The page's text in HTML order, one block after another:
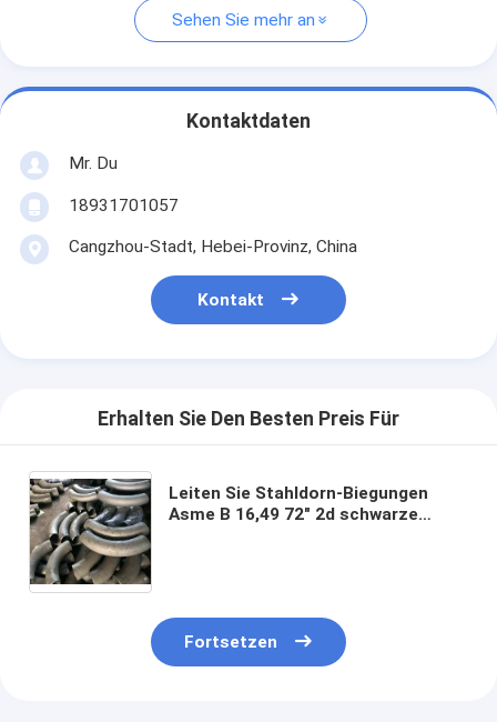
Sehen Sie mehr an
Kontaktdaten
Mr. Du
18931701057
Cangzhou-Stadt, Hebei-Provinz, China
Kontakt
Erhalten Sie Den Besten Preis Für
Leiten Sie Stahldorn-Biegungen
Asme B 16,49 72" 2d schwarze
Fortsetzen